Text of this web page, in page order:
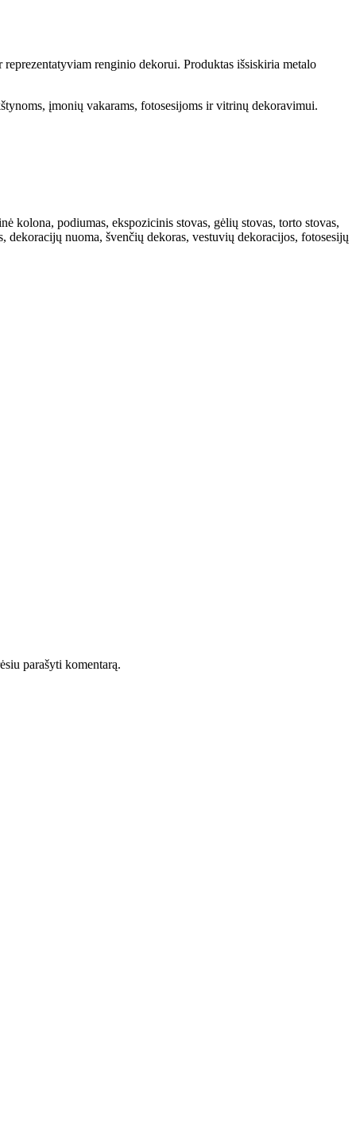
renginio dekorui. Produktas išsiskiria metalo
įmonių vakarams, fotosesijoms ir vitrinų dekoravimui.
kolona, podiumas, ekspozicinis stovas, gėlių stovas, torto stovas,
dekoracijų nuoma, švenčių dekoras, vestuvių dekoracijos, fotosesijų
parašyti komentarą.